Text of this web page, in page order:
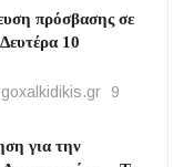
πρόσβασης σε
10
9
για την